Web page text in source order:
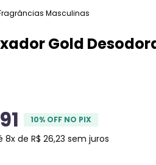
Masculinas
Gold
91 10% OFF NO PIX
8x de R$ 26,23 sem juros